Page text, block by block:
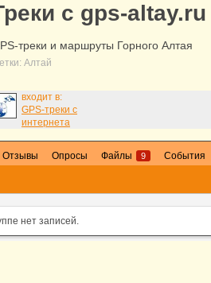
с gps-altay.ru
треки и маршруты Горного Алтая
Алтай
входит в:
GPS-треки с
интернета
Отзывы Опросы Файлы 9 События
нет записей.